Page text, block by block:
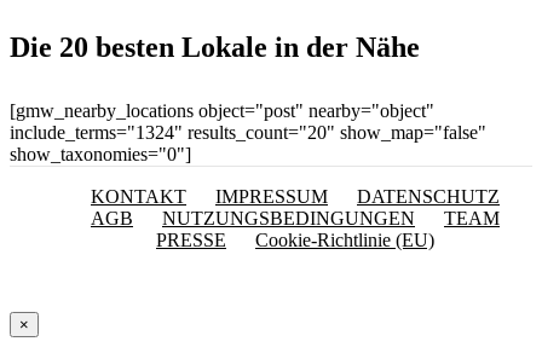
Die 20 besten Lokale in der Nähe
[gmw_nearby_locations object="post" nearby="object"
include_terms="1324" results_count="20" show_map="false"
show_taxonomies="0"]
KONTAKT IMPRESSUM
DATENSCHUTZ
AGB
NUTZUNGSBEDINGUNGEN
TEAM
PRESSE
Cookie-Richtlinie (EU)
×